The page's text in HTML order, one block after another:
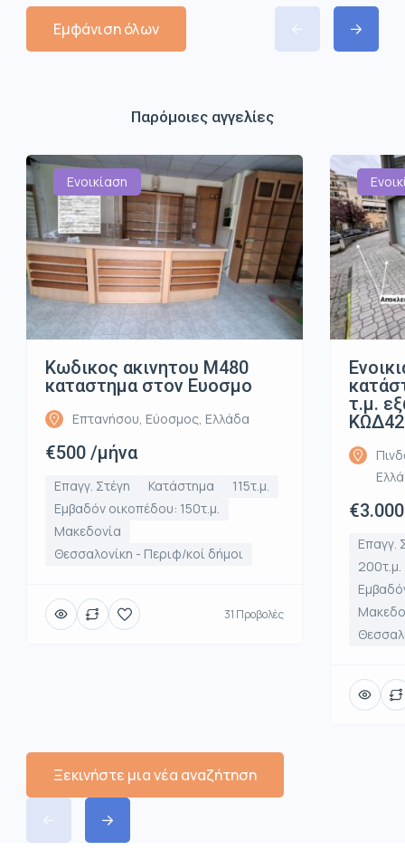
Εμφάνιση όλων
Παρόμοιες αγγελίες
Ενοικίαση
Κωδικος ακινητου Μ480
καταστημα στον Ευοσμο
Επτανήσου, Εύοσμος, Ελλάδα
€500 /μήνα
Επαγγ. Στέγη Κατάστημα
115τ.μ.
Εμβαδόν οικοπέδου: 150τ.μ.
Μακεδονία
Θεσσαλονίκη - Περιφ/κοί δήμοι
31 Προβολές
τ.μ.
Επαγγ.
200τ.μ.
Ξεκινήστε μια νέα αναζήτηση